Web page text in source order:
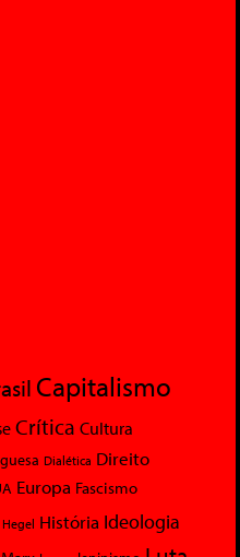
Capitalismo
Crítica Cultura
Dialética Direito
Europa Fascismo
Hegel História Ideologia